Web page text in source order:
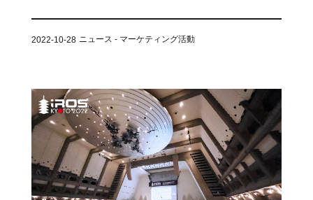
ルシステ
2022-10-28 ニュース - マーケティング活動